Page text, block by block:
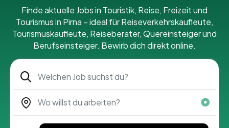
Finde aktuelle Jobs in Touristik, Reise, Freizeit und
Tourismus in Pirna – ideal für Reiseverkehrskaufleute,
Tourismuskaufleute, Reiseberater, Quereinsteiger und
Berufseinsteiger. Bewirb dich direkt online.